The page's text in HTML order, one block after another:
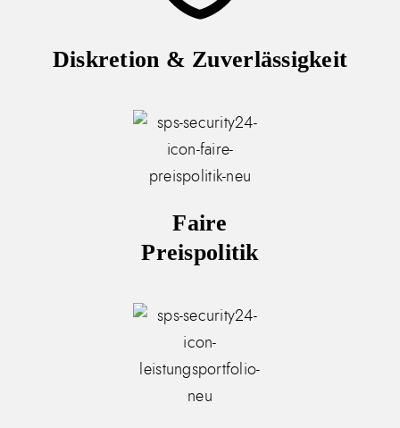
Diskretion & Zuverlässigkeit
Faire
Preispolitik